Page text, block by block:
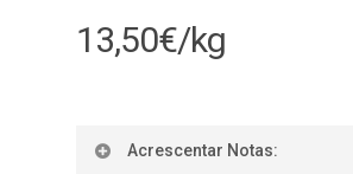
13,50€/kg
Acrescentar Notas: